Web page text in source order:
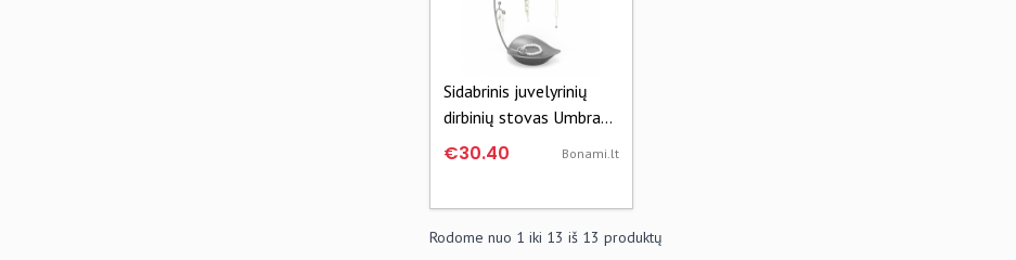
Sidabrinis juvelyrinių
dirbinių stovas Umbra
Orchid
€30.40 Bonami.lt
Rodome nuo 1 iki 13 iš 13 produktų